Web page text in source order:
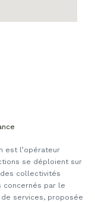
est l’opérateur
se déploient sur
collectivités
concernés par le
services, proposée